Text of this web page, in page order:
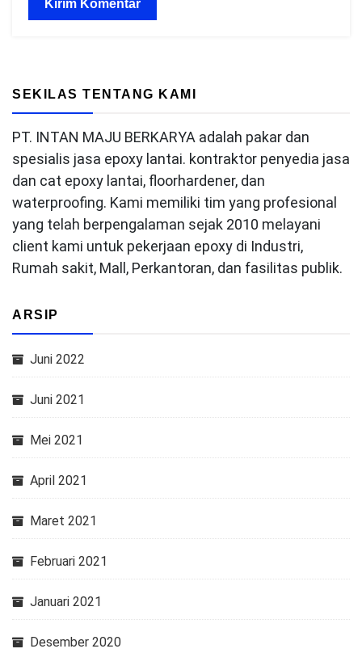
SEKILAS TENTANG KAMI
PT. INTAN MAJU BERKARYA adalah pakar dan
spesialis jasa epoxy lantai. kontraktor penyedia jasa
dan cat epoxy lantai, floorhardener, dan
waterproofing. Kami memiliki tim yang profesional
yang telah berpengalaman sejak 2010 melayani
client kami untuk pekerjaan epoxy di Industri,
Rumah sakit, Mall, Perkantoran, dan fasilitas publik.
ARSIP
Juni 2022
Juni 2021
Mei 2021
April 2021
Maret 2021
Februari 2021
Januari 2021
Desember 2020